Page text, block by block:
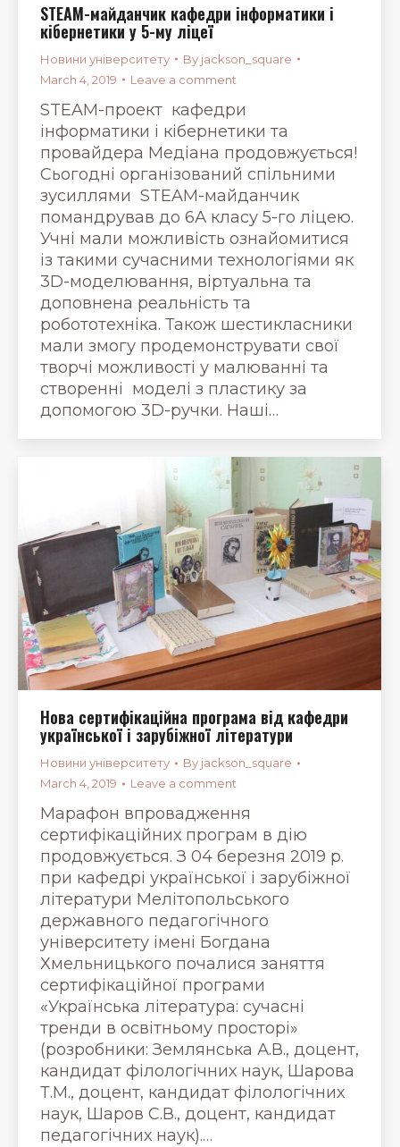
STEAM-майданчик кафедри інформатики і
кібернетики у 5-му ліцеї
Новини університету By jackson_square
March 4, 2019
Leave a comment
STEAM-проект кафедри
інформатики і кібернетики та
провайдера Медіана продовжується!
Сьогодні організований спільними
зусиллями STEAM-майданчик
помандрував до 6А класу 5-го ліцею.
Учні мали можливість ознайомитися
із такими сучасними технологіями як
3D-моделювання, віртуальна та
доповнена реальність та
робототехніка. Також шестикласники
мали змогу продемонструвати свої
творчі можливості у малюванні та
створенні моделі з пластику за
допомогою 3D-ручки. Наші…
Нова сертифікаційна програма від кафедри
української і зарубіжної літератури
Новини університету By jackson_square
March 4, 2019
Leave a comment
Марафон впровадження
сертифікаційних програм в дію
продовжується. З 04 березня 2019 р.
при кафедрі української і зарубіжної
літератури Мелітопольського
державного педагогічного
університету імені Богдана
Хмельницького почалися заняття
сертифікаційної програми
«Українська література: сучасні
тренди в освітньому просторі»
(розробники: Землянська А.В., доцент,
кандидат філологічних наук, Шарова
Т.М., доцент, кандидат філологічних
наук, Шаров С.В., доцент, кандидат
педагогічних наук).…